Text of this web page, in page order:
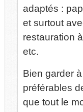
adaptés :
et surtout
restauration
etc.
Bien garder
préférables
que tout le